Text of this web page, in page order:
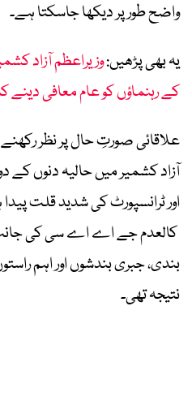
واضح طور پر دیکھا جاسکتا ہے۔
یہ بھی پڑھیں:وزیراعظم آزاد
کے رہنماؤں کو عام معافی دینے
علاقائی صورتِ حال پر نظر
آزاد کشمیر میں حالیہ دنوں کے
اور ٹرانسپورٹ کی شدید قلت
کالعدم جے اے اے سی کی
بندی، جبری بندشوں اور اہم
نتیجہ تھی۔